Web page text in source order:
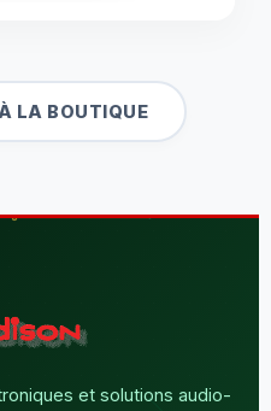
LA BOUTIQUE
et solutions audio-